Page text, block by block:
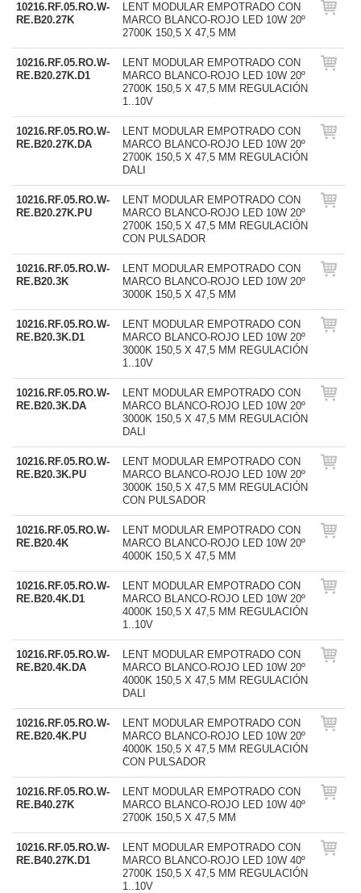
10216.RF.05.RO.W-
RE.B20.27K
LENT MODULAR EMPOTRADO CON
MARCO BLANCO-ROJO LED 10W 20º
2700K 150,5 X 47,5 MM
10216.RF.05.RO.W-
RE.B20.27K.D1
LENT MODULAR EMPOTRADO CON
MARCO BLANCO-ROJO LED 10W 20º
2700K 150,5 X 47,5 MM REGULACIÓN
1..10V
10216.RF.05.RO.W-
RE.B20.27K.DA
LENT MODULAR EMPOTRADO CON
MARCO BLANCO-ROJO LED 10W 20º
2700K 150,5 X 47,5 MM REGULACIÓN
DALI
10216.RF.05.RO.W-
RE.B20.27K.PU
LENT MODULAR EMPOTRADO CON
MARCO BLANCO-ROJO LED 10W 20º
2700K 150,5 X 47,5 MM REGULACIÓN
CON PULSADOR
10216.RF.05.RO.W-
RE.B20.3K
LENT MODULAR EMPOTRADO CON
MARCO BLANCO-ROJO LED 10W 20º
3000K 150,5 X 47,5 MM
10216.RF.05.RO.W-
RE.B20.3K.D1
LENT MODULAR EMPOTRADO CON
MARCO BLANCO-ROJO LED 10W 20º
3000K 150,5 X 47,5 MM REGULACIÓN
1..10V
10216.RF.05.RO.W-
RE.B20.3K.DA
LENT MODULAR EMPOTRADO CON
MARCO BLANCO-ROJO LED 10W 20º
3000K 150,5 X 47,5 MM REGULACIÓN
DALI
10216.RF.05.RO.W-
RE.B20.3K.PU
LENT MODULAR EMPOTRADO CON
MARCO BLANCO-ROJO LED 10W 20º
3000K 150,5 X 47,5 MM REGULACIÓN
CON PULSADOR
10216.RF.05.RO.W-
RE.B20.4K
LENT MODULAR EMPOTRADO CON
MARCO BLANCO-ROJO LED 10W 20º
4000K 150,5 X 47,5 MM
10216.RF.05.RO.W-
RE.B20.4K.D1
LENT MODULAR EMPOTRADO CON
MARCO BLANCO-ROJO LED 10W 20º
4000K 150,5 X 47,5 MM REGULACIÓN
1..10V
10216.RF.05.RO.W-
RE.B20.4K.DA
LENT MODULAR EMPOTRADO CON
MARCO BLANCO-ROJO LED 10W 20º
4000K 150,5 X 47,5 MM REGULACIÓN
DALI
10216.RF.05.RO.W-
RE.B20.4K.PU
LENT MODULAR EMPOTRADO CON
MARCO BLANCO-ROJO LED 10W 20º
4000K 150,5 X 47,5 MM REGULACIÓN
CON PULSADOR
10216.RF.05.RO.W-
RE.B40.27K
LENT MODULAR EMPOTRADO CON
MARCO BLANCO-ROJO LED 10W 40º
2700K 150,5 X 47,5 MM
10216.RF.05.RO.W-
RE.B40.27K.D1
LENT MODULAR EMPOTRADO CON
MARCO BLANCO-ROJO LED 10W 40º
2700K 150,5 X 47,5 MM REGULACIÓN
1..10V